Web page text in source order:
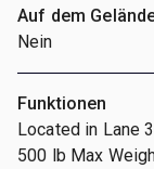
Auf dem
Nein
Funktionen
Located in Lane
500 lb Max